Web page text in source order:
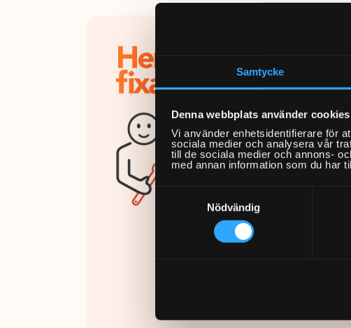
Samtycke
Denna webbplats använder cookies
Vi använder enhetsidentifierare för
sociala medier och analysera vår
till de sociala medier och annons-
med annan information som du har
Nödvändig
Hemfixarna
på kvällar
PåTrustpilot
25 000
Fixaren som
certifierad